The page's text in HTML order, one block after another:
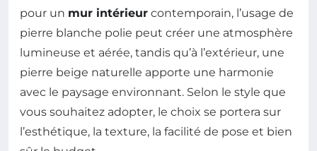
pour un mur intérieur contemporain, l’usage de
pierre blanche polie peut créer une atmosphère
lumineuse et aérée, tandis qu’à l’extérieur, une
pierre beige naturelle apporte une harmonie
avec le paysage environnant. Selon le style que
vous souhaitez adopter, le choix se portera sur
l’esthétique, la texture, la facilité de pose et bien